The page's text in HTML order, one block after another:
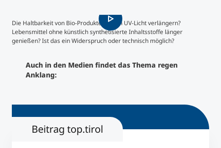
Studienberatung
Executive Education Finder
Die Haltbarkeit von Bio-Produkten durch UV-Licht verlängern?
Lebensmittel ohne künstlich synthetisierte Inhaltsstoffe länger
genießen? Ist das ein Widerspruch oder technisch möglich?
Auch in den Medien findet das Thema regen
Anklang:
Beitrag top.tirol